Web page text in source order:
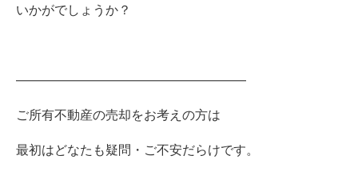
いかがでしょうか？
――――――――――――――――――
ご所有不動産の売却をお考えの方は
最初はどなたも疑問・ご不安だらけです。